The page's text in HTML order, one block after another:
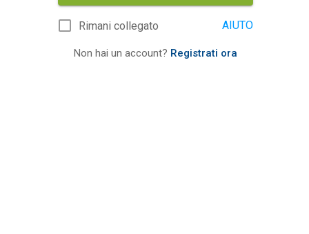
Rimani collegato AIUTO
Non hai un account? Registrati ora